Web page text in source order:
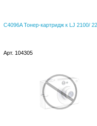
C4096A Тонер-картридж к LJ 2100/
Арт. 104305